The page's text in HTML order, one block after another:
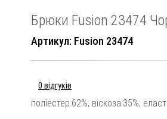
Брюки Fusion 23474
Артикул: Fusion 23474
0 відгуків
поліестер:62%; віскоза:35%;